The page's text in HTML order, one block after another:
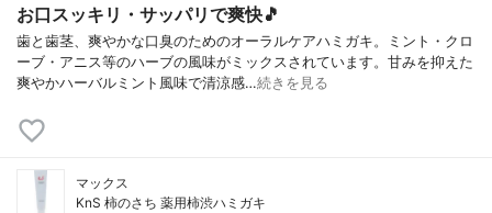
お口スッキリ・サッパリで爽快🎵
歯と歯茎、爽やかな口臭のためのオーラルケアハミガキ。ミント・クロ
ーブ・アニス等のハーブの風味がミックスされています。甘みを抑えた
爽やかハーバルミント風味で清涼感…続きを見る
マックス
KnS 柿のさち 薬用柿渋ハミガキ